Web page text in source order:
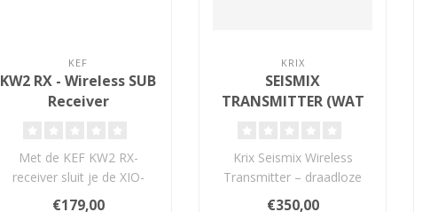
KEF
KW2 RX - Wireless SUB
Receiver
Met de KEF KW2 RX-
receiver sluit je de XIO-
soundbar draadloos aan op
€179,00
KRIX
SEISMIX
TRANSMITTER (WAT
Krix Seismix Wireless
Transmitter – draadloze
zender voor Seismix
€350,00